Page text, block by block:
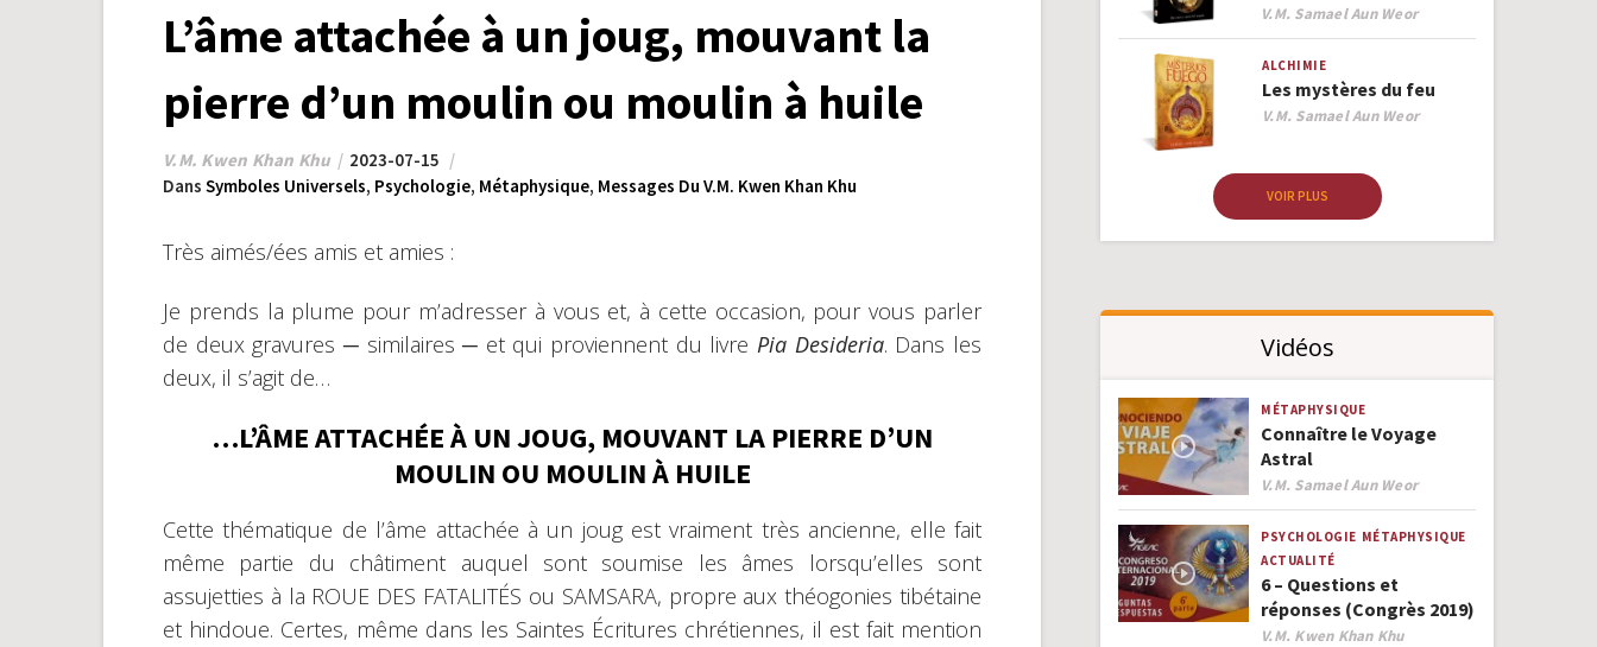
L’âme attachée à un joug, mouvant la
pierre d’un moulin ou moulin à huile
V.M. Kwen Khan Khu
2023-07-15
Dans Symboles Universels, Psychologie, Métaphysique, Messages Du V.M. Kwen Khan Khu
Très aimés/ées amis et amies :
Je prends la plume pour m’adresser à vous et, à cette occasion, pour vous parler
de deux gravures ─ similaires ─ et qui proviennent du livrePia Desideria. Dans les
deux, il s’agit de…
…L’ÂME ATTACHÉE À UN JOUG, MOUVANT LA PIERRE D’UN
MOULIN OU MOULIN À HUILE
Cette thématique de l’âme attachée à un joug est vraiment très ancienne, elle fait
même partie du châtiment auquel sont soumise les âmes lorsqu’elles sont
assujetties à la ROUE DES FATALITÉS ou SAMSARA, propre aux théogonies tibétaine
et hindoue. Certes, même dans les Saintes Écritures chrétiennes, il est fait mention
Author
V.M. Samael Aun Weor
ALCHIMIE
Les mystères du feu
Author
V.M. Samael Aun Weor
VOIR PLUS
Vidéos
MÉTAPHYSIQUE
Connaître le Voyage
Astral
Author
V.M. Samael Aun Weor
PSYCHOLOGIE MÉTAPHYSIQUE
ACTUALITÉ
6 – Questions et
réponses (Congrès 2019)
Author
V.M. Kwen Khan Khu